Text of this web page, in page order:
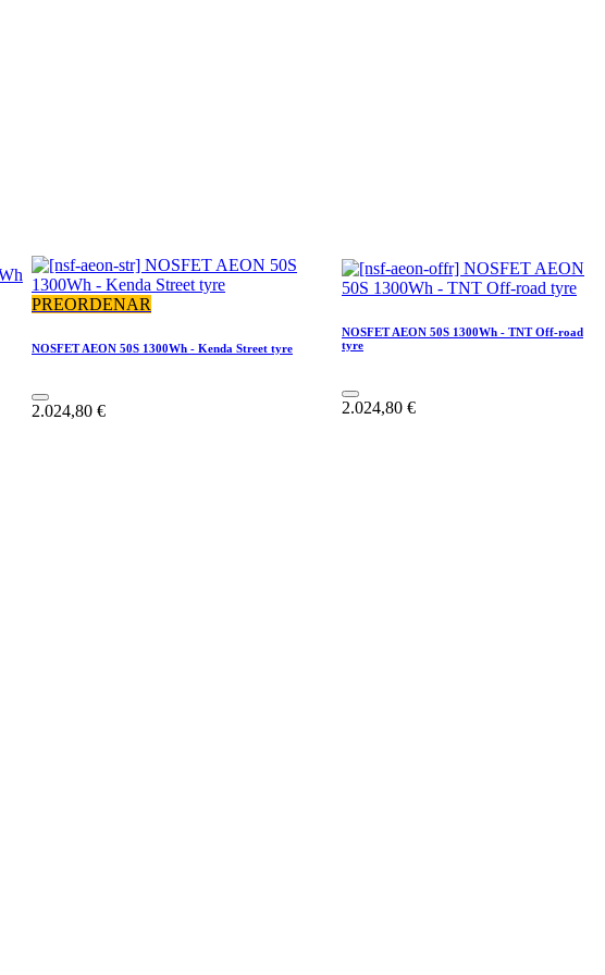
PREORDENAR
NOSFET AEON 50S 1300Wh - Kenda Street tyre
2.024,80 €
NOSFET AEON 50S 1300Wh - TNT Off-road
tyre
2.024,80 €